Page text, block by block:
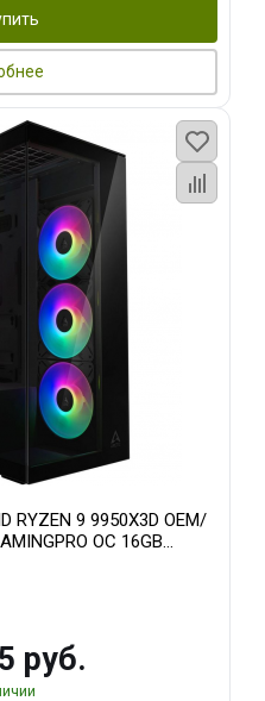
RYZEN 9 9950X3D OEM/
OC 16GB
руб.